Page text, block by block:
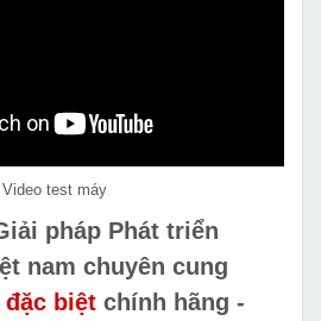
Video test máy
pháp Phát triển
nam chuyên cung
biệt chính hãng -